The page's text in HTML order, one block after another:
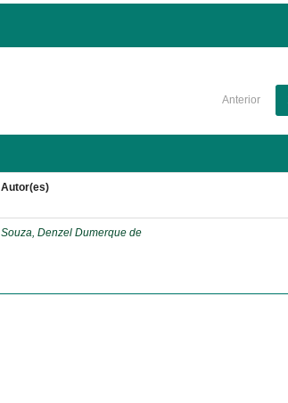
Anterior
Autor(es)
Souza, Denzel Dumerque de